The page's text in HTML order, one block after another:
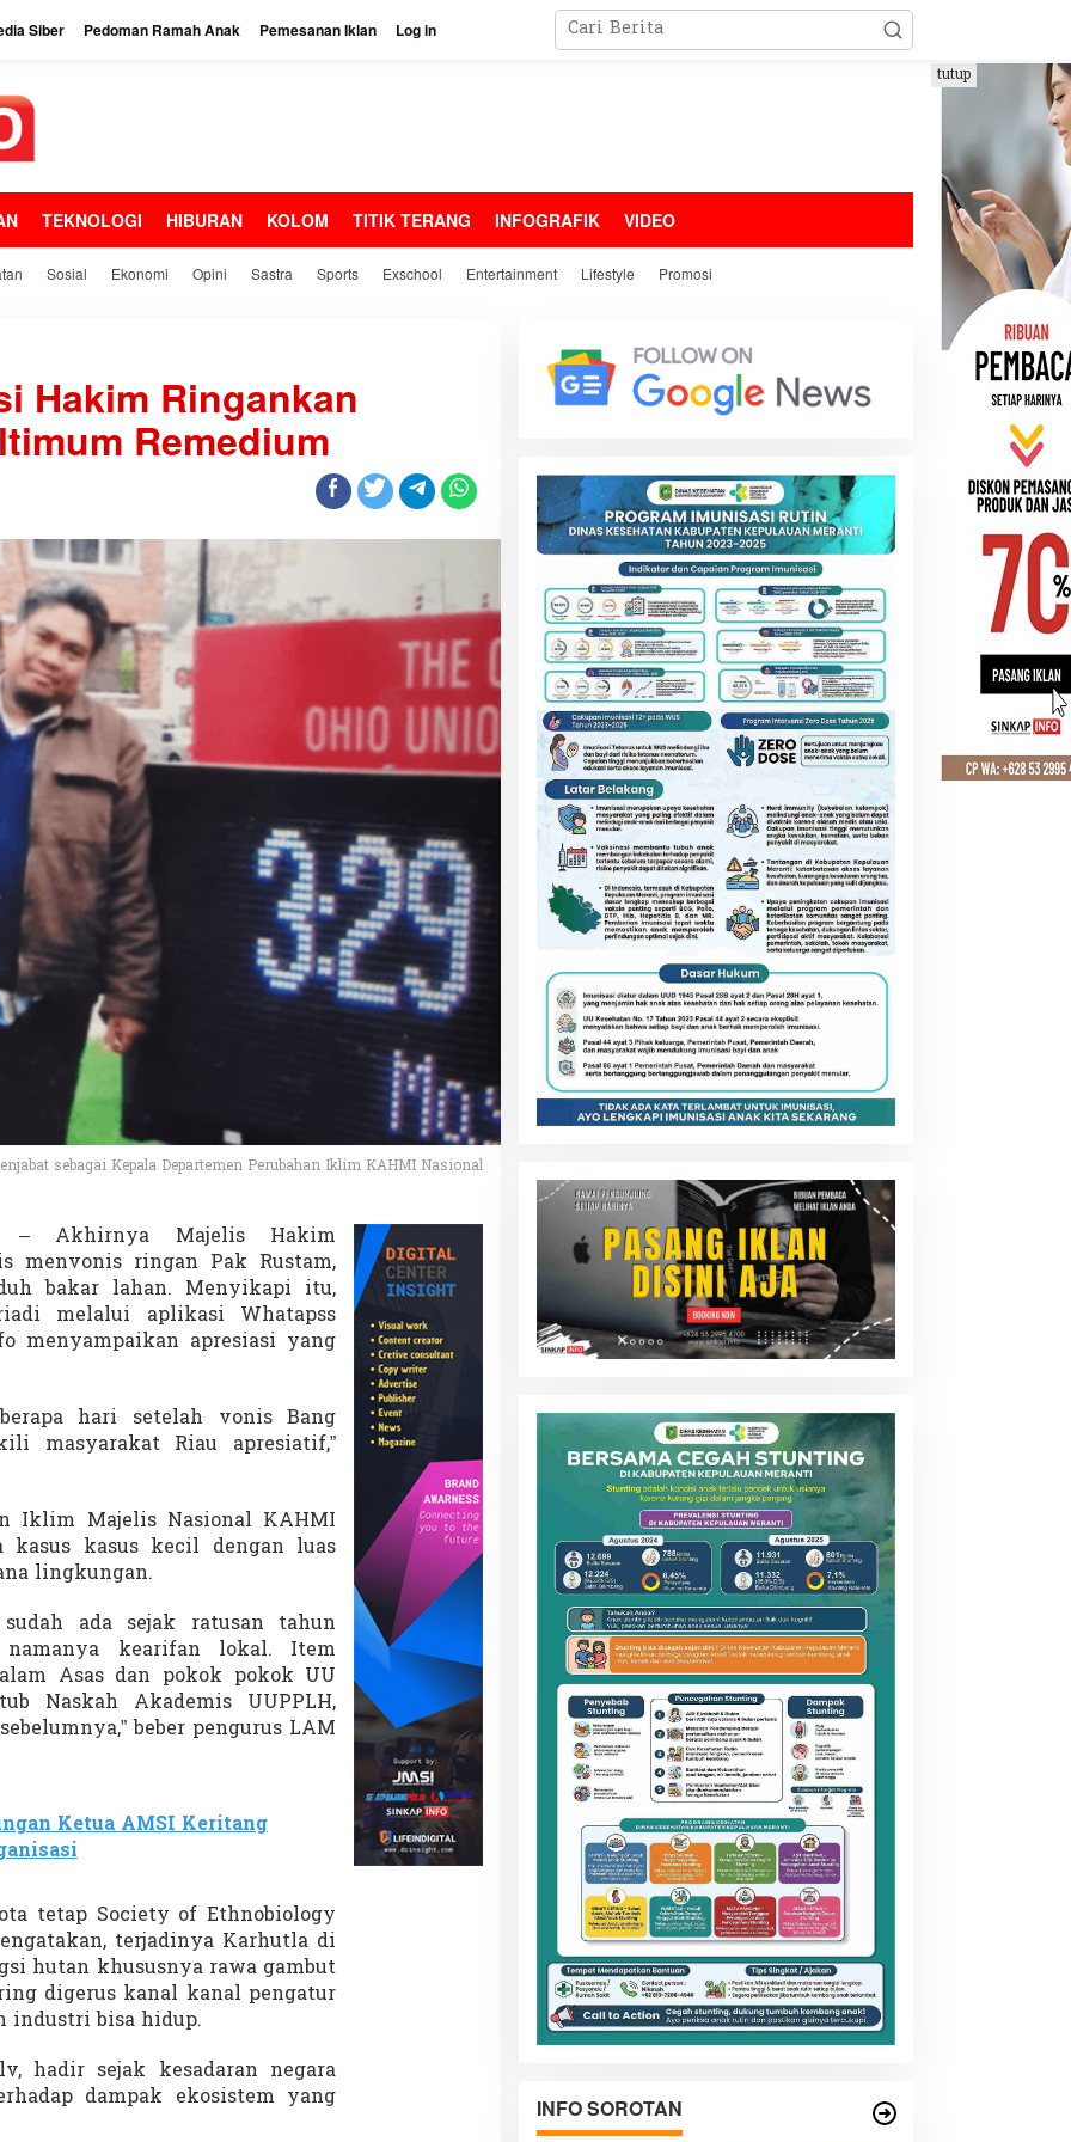
Siber Pedoman Ramah Anak Pemesanan Iklan Log in
TEKNOLOGI HIBURAN KOLOM TITIK TERANG INFOGRAFIK VIDEO
Sosial Ekonomi Opini Sastra Sports Exschool Entertainment Lifestyle Promosi
tutup
Hakim Ringankan
Remedium
sebagai Kepala Departemen Perubahan Iklim KAHMI Nasional
– Akhirnya Majelis Hakim
menvonis ringan Pak Rustam,
bakar lahan. Menyikapi itu,
melalui aplikasi Whatapss
menyampaikan apresiasi yang
hari setelah vonis Bang
masyarakat Riau apresiatif,”
Iklim Majelis Nasional KAHMI
kasus kasus kecil dengan luas
lingkungan.
ada sejak ratusan tahun
kearifan lokal. Item
Asas dan pokok pokok UU
Naskah Akademis UUPPLH,
beber pengurus LAM
Ketua AMSI Keritang
tetap Society of Ethnobiology
terjadinya Karhutla di
hutan khususnya rawa gambut
digerus kanal kanal pengatur
industri bisa hidup.
hadir sejak kesadaran negara
dampak ekosistem yang
INFO SOROTAN